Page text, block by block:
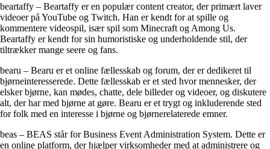
beartaffy – Beartaffy er en populær content creator, der primært laver
videoer på YouTube og Twitch. Han er kendt for at spille og
kommentere videospil, især spil som Minecraft og Among Us.
Beartaffy er kendt for sin humoristiske og underholdende stil, der
tiltrækker mange seere og fans.
bearu – Bearu er et online fællesskab og forum, der er dedikeret til
bjørneinteresserede. Dette fællesskab er et sted hvor mennesker, der
elsker bjørne, kan mødes, chatte, dele billeder og videoer, og diskutere
alt, der har med bjørne at gøre. Bearu er et trygt og inkluderende sted
for folk med en interesse i bjørne og bjørnerelaterede emner.
beas – BEAS står for Business Event Administration System. Dette er
en online platform, der hjælper virksomheder med at administrere og